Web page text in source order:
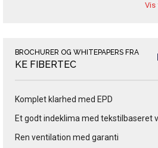
Vis
BROCHURER OG WHITEPAPERS FRA
KE FIBERTEC
Komplet klarhed med EPD
Et godt indeklima med tekstilbaseret
Ren ventilation med garanti